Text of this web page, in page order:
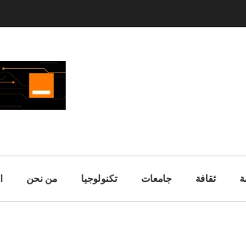
ثقافة جامعات تكنولوجيا من نحن